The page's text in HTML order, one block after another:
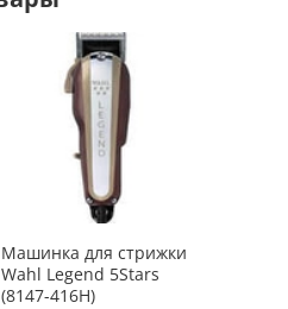
Машинка для стрижки
Wahl Legend 5Stars
(8147-416Н)